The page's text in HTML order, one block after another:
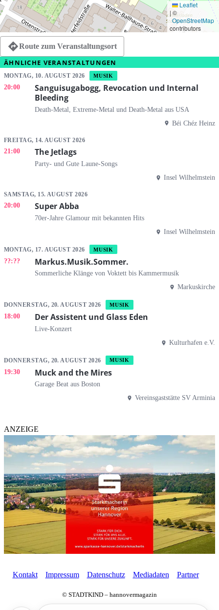
Leaflet
| ©
OpenStreetMap
contributors
Route zum Veranstaltungsort
ÄHNLICHE VERANSTALTUNGEN
MONTAG, 10. AUGUST 2026 MUSIK
20:00
Sanguisugabogg, Revocation und Internal
Bleeding
Death-Metal, Extreme-Metal und Death-Metal aus USA
Béi Chéz Heinz
FREITAG, 14. AUGUST 2026
21:00 The Jetlags
Party- und Gute Laune-Songs
Insel Wilhelmstein
SAMSTAG, 15. AUGUST 2026
20:00 Super Abba
70er-Jahre Glamour mit bekannten Hits
Insel Wilhelmstein
MONTAG, 17. AUGUST 2026 MUSIK
??:?? Markus.Musik.Sommer.
Sommerliche Klänge von Voktett bis Kammermusik
Markuskirche
DONNERSTAG, 20. AUGUST 2026 MUSIK
18:00 Der Assistent und Glass Eden
Live-Konzert
Kulturhafen e.V.
DONNERSTAG, 20. AUGUST 2026 MUSIK
19:30 Muck and the Mires
Garage Beat aus Boston
Vereinsgaststätte SV Arminia
ANZEIGE
Kontakt Impressum Datenschutz Mediadaten Partner
© STADTKIND – hannovermagazin